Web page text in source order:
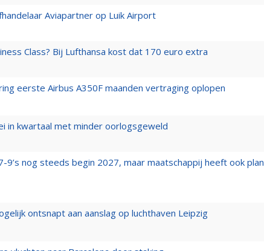
Aviapartner op Luik Airport
Class? Bij Lufthansa kost dat 170 euro extra
eerste Airbus A350F maanden vertraging oplopen
in kwartaal met minder oorlogsgeweld
9’s nog steeds begin 2027, maar maatschappij heeft ook plan
ontsnapt aan aanslag op luchthaven Leipzig